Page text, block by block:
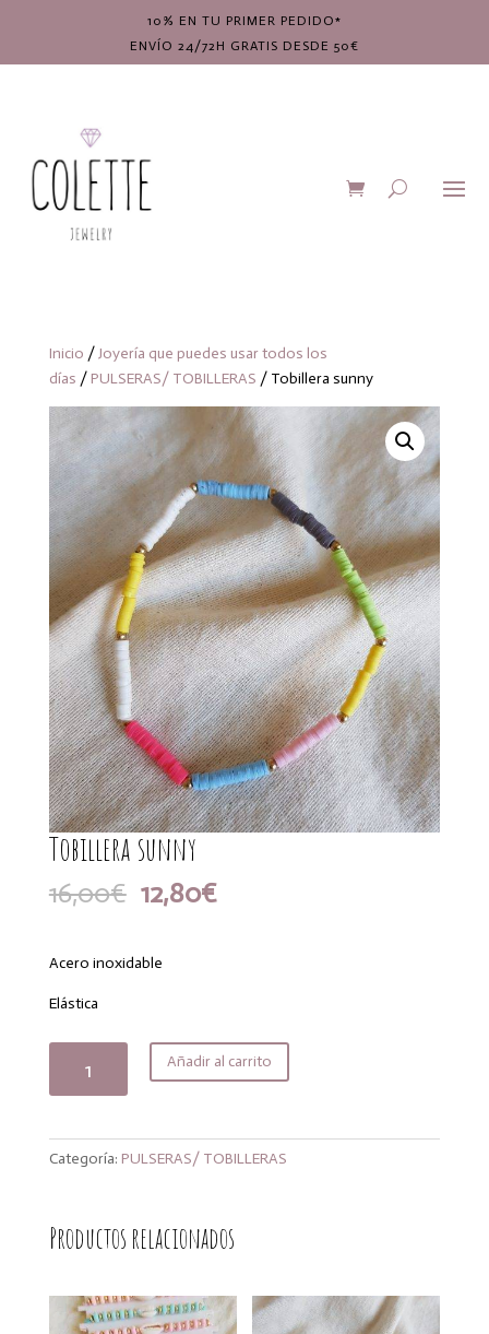
10% EN TU PRIMER PEDIDO*
ENVÍO 24/72H GRATIS DESDE 50€
Inicio /Joyería que puedes usar todos los
días / PULSERAS/ TOBILLERAS / Tobillera sunny
Tobillera sunny
16,00€ El
precio
era:
12,80€El
Acero inoxidable
Elástica
Añadir al carrito
Categoría: PULSERAS/ TOBILLERAS
Productos relacionados